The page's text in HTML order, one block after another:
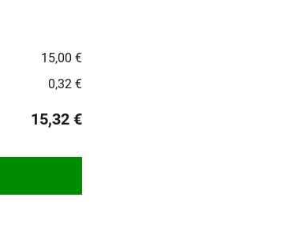
15,00 €
0,32 €
15,32 €